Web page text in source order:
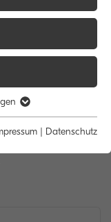
| Datenschutz